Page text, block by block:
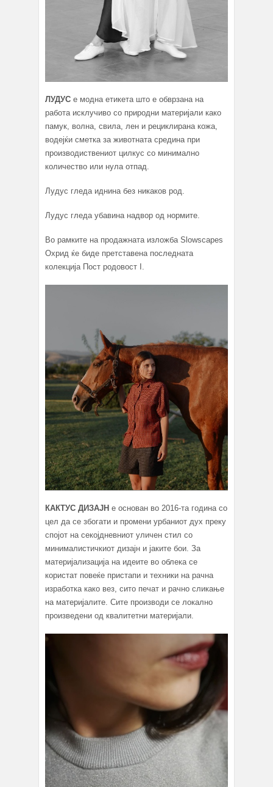
ЛУДУС e модна етикета што е обврзана на
работа исклучиво со природни материјали како
памук, волна, свила, лен и рециклирана кожа,
водејќи сметка за животната средина при
производиствениот цилкус со минимално
количество или нула отпад.
Лудус гледа иднина без никаков род.
Лудус гледа убавина надвор од нормите.
Во рамките на продажната изложба Slowscapes
Охрид ќе биде претставена последната
колекција Пост родовост I.
КАКТУС ДИЗАЈН е основан во 2016-та година со
цел да се збогати и промени урбаниот дух преку
спојот на секојдневниот уличен стил со
минималистичкиот дизајн и јакитe бои. За
материјализација на идеите во облека се
користат повеќе пристапи и техники на рачна
изработка како вез, сито печат и рачно сликање
на матeријалите. Сите производи се локално
произведени од квалитетни материјали.